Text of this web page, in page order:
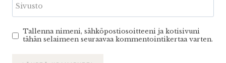
Sivusto
Tallenna nimeni, sähköpostiosoitteeni ja kotisivuni
tähän selaimeen seuraavaa kommentointikertaa varten.